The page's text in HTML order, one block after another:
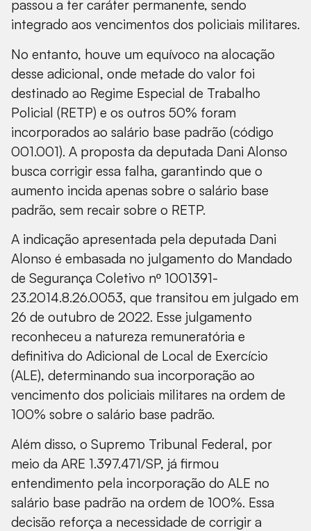
passou a ter caráter permanente, sendo
integrado aos vencimentos dos policiais militares.
No entanto, houve um equívoco na alocação
desse adicional, onde metade do valor foi
destinado ao Regime Especial de Trabalho
Policial (RETP) e os outros 50% foram
incorporados ao salário base padrão (código
001.001). A proposta da deputada Dani Alonso
busca corrigir essa falha, garantindo que o
aumento incida apenas sobre o salário base
padrão, sem recair sobre o RETP.
A indicação apresentada pela deputada Dani
Alonso é embasada no julgamento do Mandado
de Segurança Coletivo nº 1001391-
23.2014.8.26.0053, que transitou em julgado em
26 de outubro de 2022. Esse julgamento
reconheceu a natureza remuneratória e
definitiva do Adicional de Local de Exercício
(ALE), determinando sua incorporação ao
vencimento dos policiais militares na ordem de
100% sobre o salário base padrão.
Além disso, o Supremo Tribunal Federal, por
meio da ARE 1.397.471/SP, já firmou
entendimento pela incorporação do ALE no
salário base padrão na ordem de 100%. Essa
decisão reforça a necessidade de corrigir a